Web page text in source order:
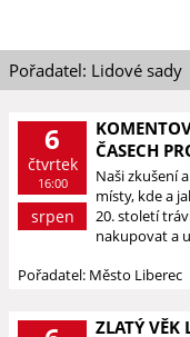
Pořadatel: Lidové sady
6
čtvrtek
16:00
srpen
ČASECH
Naši zkušení
místy, kde a
20. století
nakupovat a
Pořadatel: Město Liberec
ZLATÝ VĚK